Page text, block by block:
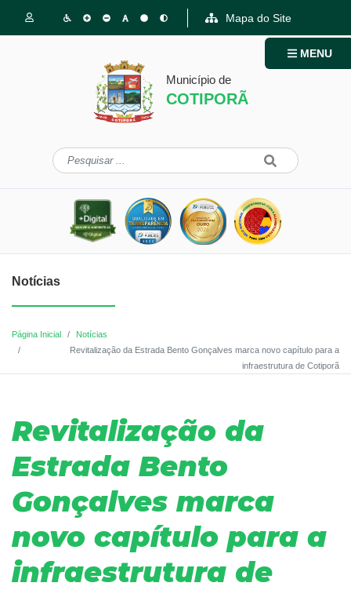
Mapa do Site
Município de
COTIPORÃ
MENU
Notícias
Página Inicial
Notícias
Revitalização da Estrada Bento Gonçalves marca novo capítulo para a
infraestrutura de Cotiporã
Revitalização da
Estrada Bento
Gonçalves marca
novo capítulo para a
infraestrutura de